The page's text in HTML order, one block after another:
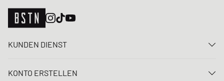
KUNDEN DIENST
FAQ
KONTO ERSTELLEN